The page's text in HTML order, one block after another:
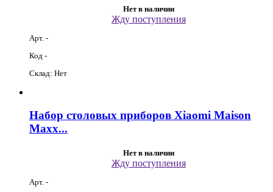
Нет в наличии
Жду поступления
Арт. -
Код -
Склад: Нет
Набор столовых приборов Xiaomi Maison
Maxx...
Нет в наличии
Жду поступления
Арт. -